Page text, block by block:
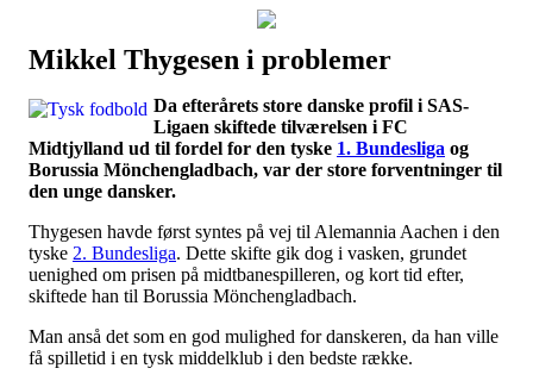
Наши партнеры
лучшие займы
Mikkel Thygesen i problemer
Da efterårets store danske profil i SAS-
Ligaen skiftede tilværelsen i FC
Midtjylland ud til fordel for den tyske 1. Bundesliga og
Borussia Mönchengladbach, var der store forventninger til
den unge dansker.
Thygesen havde først syntes på vej til Alemannia Aachen i den
tyske 2. Bundesliga. Dette skifte gik dog i vasken, grundet
uenighed om prisen på midtbanespilleren, og kort tid efter,
skiftede han til Borussia Mönchengladbach.
Man anså det som en god mulighed for danskeren, da han ville
få spilletid i en tysk middelklub i den bedste række.